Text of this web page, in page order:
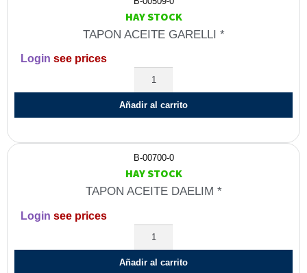
HAY STOCK
TAPON ACEITE GARELLI *
Login see prices
Añadir al carrito
B-00700-0
HAY STOCK
TAPON ACEITE DAELIM *
Login see prices
Añadir al carrito